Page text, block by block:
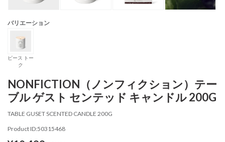
バリエーション
ピース トー
ク
NONFICTION（ノンフィクション）テー
ブル ゲスト センテッド キャンドル 200G
TABLE GUSET SCENTED CANDLE 200G
Product ID:50315468